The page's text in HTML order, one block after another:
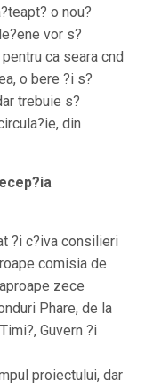
o nou?
vor s?
ca seara cnd
o bere ?i s?
trebuie s?
din
?i c?iva consilieri
comisia de
zece
Phare, de la
Guvern ?i
proiectului, dar